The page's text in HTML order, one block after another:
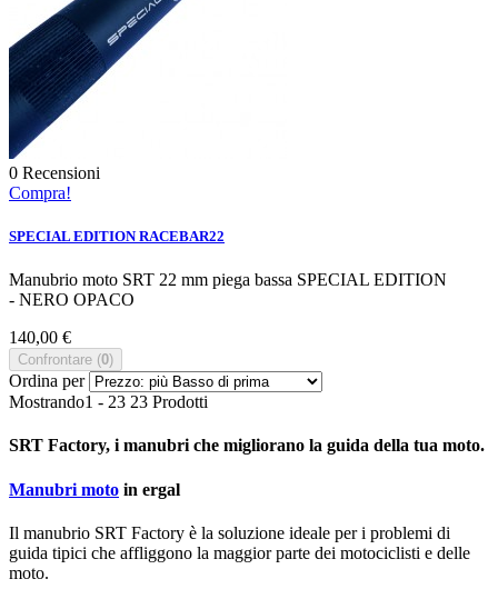
0 Recensioni
Compra!
SPECIAL EDITION RACEBAR22
Manubrio moto SRT 22 mm piega bassa SPECIAL EDITION
- NERO OPACO
140,00 €
Confrontare (0)
Ordina per
Mostrando1 - 23 23 Prodotti
SRT Factory, i manubri che migliorano la guida della tua moto.
Manubri moto in ergal
Il manubrio SRT Factory è la soluzione ideale per i problemi di
guida tipici che affliggono la maggior parte dei motociclisti e delle
moto.